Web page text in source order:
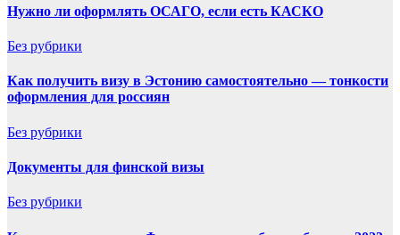
Нужно ли оформлять ОСАГО, если есть КАСКО
Без рубрики
Как получить визу в Эстонию самостоятельно — тонкости
оформления для россиян
Без рубрики
Документы для финской визы
Без рубрики